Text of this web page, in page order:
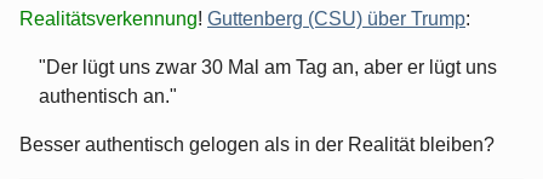
Realitätsverkennung! Guttenberg (CSU) über Trump:
"Der lügt uns zwar 30 Mal am Tag an, aber er lügt uns
authentisch an."
Besser authentisch gelogen als in der Realität bleiben?